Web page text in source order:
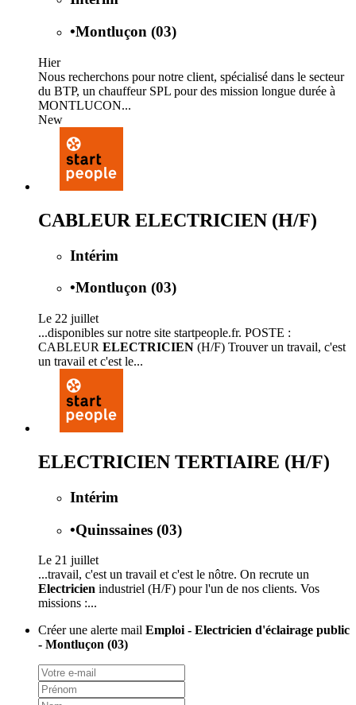
•Montluçon (03)
Hier
Nous recherchons pour notre client, spécialisé dans le secteur
du BTP, un chauffeur SPL pour des mission longue durée à
MONTLUCON...
New
CABLEUR ELECTRICIEN (H/F)
Intérim
•Montluçon (03)
Le 22 juillet
...disponibles sur notre site startpeople.fr. POSTE :
CABLEUR ELECTRICIEN (H/F) Trouver un travail, c'est
un travail et c'est le...
ELECTRICIEN TERTIAIRE (H/F)
Intérim
•Quinssaines (03)
Le 21 juillet
...travail, c'est un travail et c'est le nôtre. On recrute un
Electricien industriel (H/F) pour l'un de nos clients. Vos
missions :...
Créer une alerte mail Emploi - Electricien d'éclairage public
- Montluçon (03)